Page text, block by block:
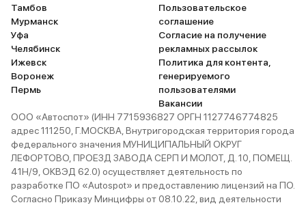
Тамбов
Мурманск
Уфа
Челябинск
Ижевск
Воронеж
Пермь
Пользовательское
соглашение
Согласие на получение
рекламных рассылок
Политика для контента,
генерируемого
пользователями
Вакансии
ООО «Автоспот» (ИНН 7715936827 ОРГН 1127746774825
адрес 111250, Г.МОСКВА, Внутригородская территория города
федерального значения МУНИЦИПАЛЬНЫЙ ОКРУГ
ЛЕФОРТОВО, ПРОЕЗД ЗАВОДА СЕРП И МОЛОТ, Д. 10, ПОМЕЩ.
41Н/9, ОКВЭД 62.0) осуществляет деятельность по
разработке ПО «Autospot» и предоставлению лицензий на ПО.
Согласно Приказу Минцифры от 08.10.22, вид деятельности